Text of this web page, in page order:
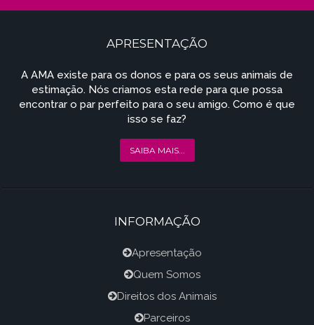
APRESENTAÇÃO
A AMA existe para os donos e para os seus animais de
estimação. Nós criamos esta rede para que possa
encontrar o par perfeito para o seu amigo. Como é que
isso se faz?
SAIBA MAIS...
INFORMAÇÃO
Apresentação
Quem Somos
Direitos dos Animais
Parceiros